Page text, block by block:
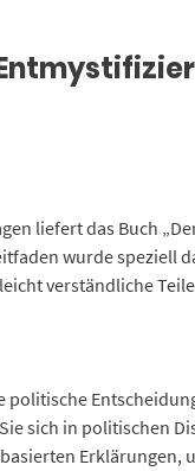
liefert das Buch
wurde speziell
verständliche
politische
sich in politischen
Erklärungen,